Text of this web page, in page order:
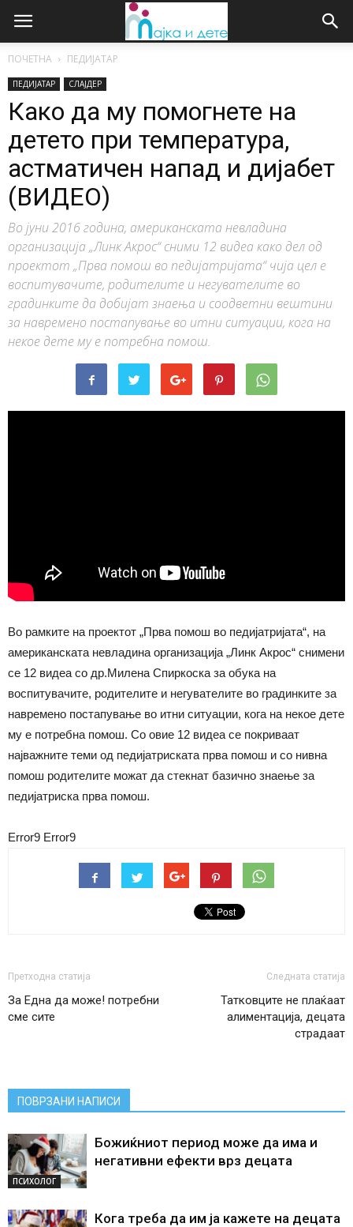
ПОЧЕТНА ПЕДИЈАТАР
ПЕДИЈАТАР СЛАЈДЕР
Како да му помогнете на
детето при температура,
астматичен напад и дијабет
(ВИДЕО)
Во јуни 2016 година, американската невладина
организација „Линк Акрос“ сними 12 видеа како дел од
проектот „Прва помош во педијатријата“ чија цел е
воспитувачите, родителите и негувателите во
градинките да добијат знаења и соодветни вештини
за навремено постапување во итни ситуации, кога на
некое дете му е потребна помош.
Во рамките на проектот „Прва помош во педијатријата“, на
американската невладина организација „Линк Акрос“ снимени
се 12 видеа со др.Милена Спиркоска за обука на
воспитувачите, родителите и негувателите во градинките за
навремено постапување во итни ситуации, кога на некое дете
му е потребна помош. Со овие 12 видеа се покриваат
најважните теми од педијатриската прва помош и со нивна
помош родителите можат да стекнат базично знаење за
педијатриска прва помош.
Error9 Error9
Претходна статија
За Една да може! потребни
сме сите
Следната статија
Татковците не плаќаат
алиментација, децата
страдаат
ПОВРЗАНИ НАПИСИ
ПСИХОЛОГ
Божиќниот период може да има и
негативни ефекти врз децата
Кога треба да им ја кажете на децата